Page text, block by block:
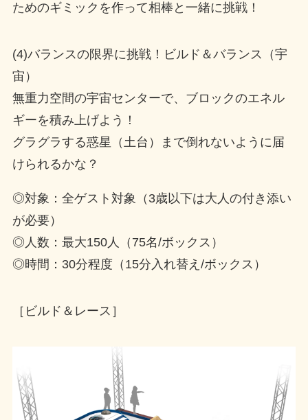
ためのギミックを作って相棒と一緒に挑戦！
(4)バランスの限界に挑戦！ビルド＆バランス（宇
宙）
無重力空間の宇宙センターで、ブロックのエネル
ギーを積み上げよう！
グラグラする惑星（土台）まで倒れないように届
けられるかな？
◎対象：全ゲスト対象（3歳以下は大人の付き添い
が必要）
◎人数：最大150人（75名/ボックス）
◎時間：30分程度（15分入れ替え/ボックス）
［ビルド＆レース］